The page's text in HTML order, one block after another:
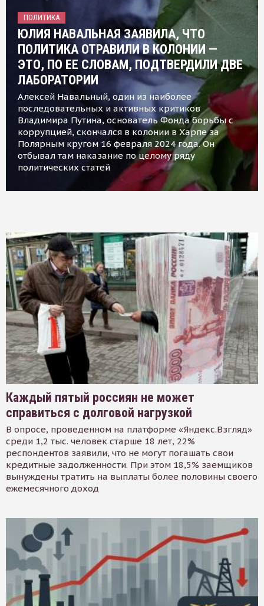
ПОЛИТИКА
ЮЛИЯ НАВАЛЬНАЯ ЗАЯВИЛА, ЧТО
ПОЛИТИКА ОТРАВИЛИ В КОЛОНИИ —
ЭТО, ПО ЕЕ СЛОВАМ, ПОДТВЕРДИЛИ ДВЕ
ЛАБОРАТОРИИ
Алексей Навальный, один из наиболее
последовательных и активных критиков
Владимира Путина, основатель Фонда борьбы с
коррупцией, скончался в колонии в Харпе за
Полярным кругом 16 февраля 2024 года. Он
отбывал там наказание по целому ряду
политических статей
Каждый пятый россиян не может
справиться с долговой нагрузкой
В опросе, проведенном на платформе «Яндекс.Взгляд»
среди 1,2 тыс. человек старше 18 лет, 22%
респондентов заявили, что не могут погашать свои
кредитные задолженности. При этом 18,5% заемщиков
вынуждены тратить на выплаты более половины своего
ежемесячного доход